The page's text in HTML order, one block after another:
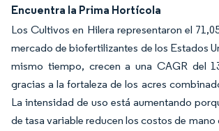
Encuentra la Prima Hortícola
Los Cultivos en Hilera representaron el
mercado de biofertilizantes de los Estados
mismo tiempo, crecen a una CAGR del
gracias a la fortaleza de los acres
La intensidad de uso está aumentando
de tasa variable reducen los costos de